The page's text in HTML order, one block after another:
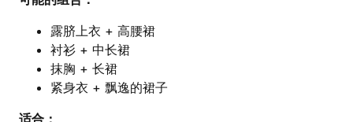
露脐上衣 + 高腰裙
衬衫 + 中长裙
抹胸 + 长裙
紧身衣 + 飘逸的裙子
适合：